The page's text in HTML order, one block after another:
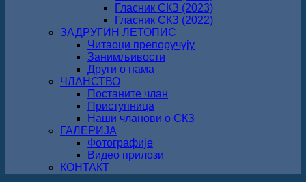
Гласник СКЗ (2023)
Гласник СКЗ (2022)
ЗАДРУГИН ЛЕТОПИС
Читаоци препоручују
Занимљивости
Други о нама
ЧЛАНСТВО
Постаните члан
Приступница
Наши чланови о СКЗ
ГАЛЕРИЈА
Фотографије
Видео прилози
КОНТАКТ